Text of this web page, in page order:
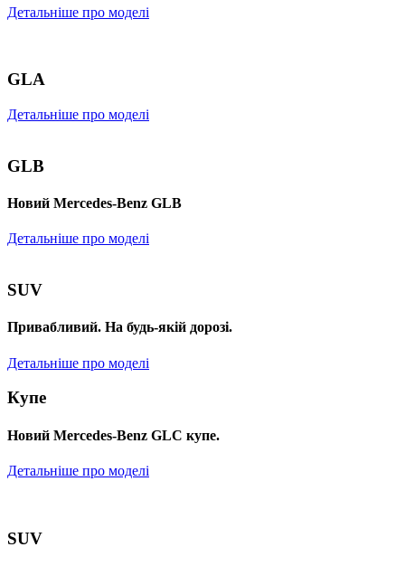
Детальніше про моделі
GLA
Детальніше про моделі
GLB
Новий Mercedes-Benz GLB
Детальніше про моделі
SUV
Привабливий. На будь-якій дорозі.
Детальніше про моделі
Купе
Новий Mercedes-Benz GLС купе.
Детальніше про моделі
SUV